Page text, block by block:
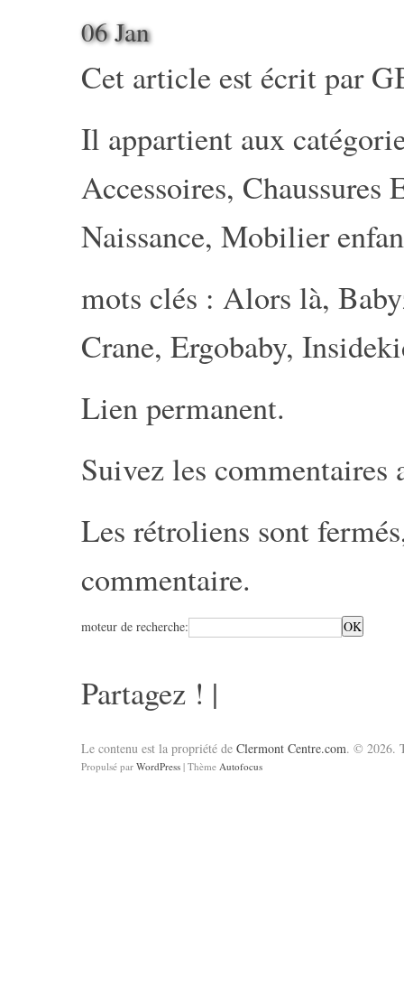
06 Jan
Cet article est écrit par
Il appartient aux
Accessoires, Chaussures
Naissance, Mobilier
mots clés : Alors là,
Crane, Ergobaby,
Lien permanent.
Suivez les commentaires
Les rétroliens sont
commentaire.
moteur de recherche:
Partagez ! |
Le contenu est la propriété de Clermont Centre.com. © 2026.
Propulsé par WordPress | Thème Autofocus